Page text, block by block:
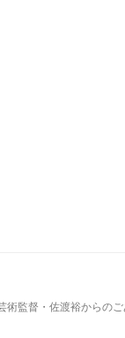
監督・佐渡裕からの